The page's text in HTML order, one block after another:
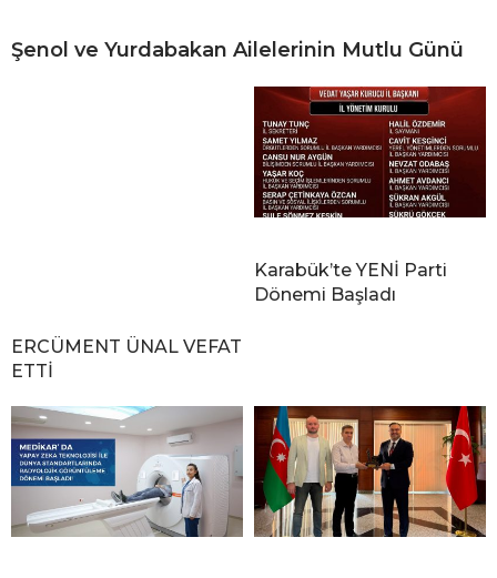
Şenol ve Yurdabakan Ailelerinin Mutlu Günü
ERCÜMENT ÜNAL VEFAT
ETTİ
Karabük’te YENİ Parti
Dönemi Başladı